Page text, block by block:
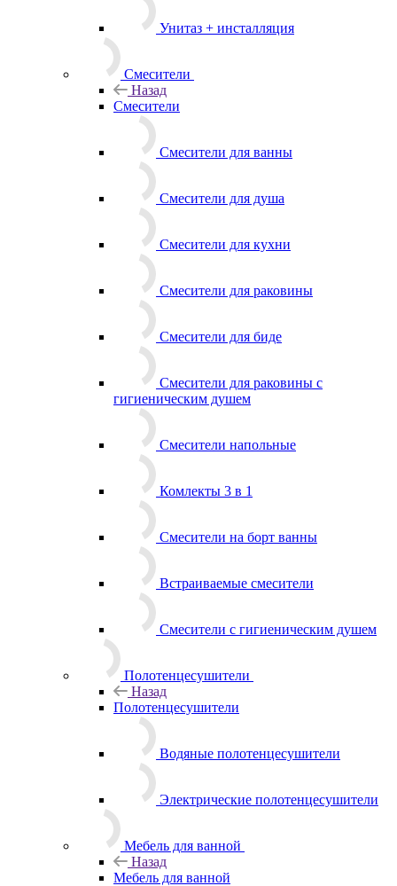
Унитаз + инсталляция
Смесители
Назад
Смесители
Смесители для ванны
Смесители для душа
Смесители для кухни
Смесители для раковины
Смесители для биде
Смесители для раковины с
гигиеническим душем
Смесители напольные
Комлекты 3 в 1
Смесители на борт ванны
Встраиваемые смесители
Смесители с гигиеническим душем
Полотенцесушители
Назад
Полотенцесушители
Водяные полотенцесушители
Электрические полотенцесушители
Мебель для ванной
Назад
Мебель для ванной